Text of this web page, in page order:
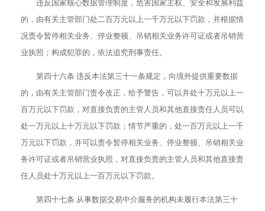
违反国家核心数据管理制度，危害国家主权、安全和发展利益
的，由有关主管部门处二百万元以上一千万元以下罚款，并根据情
况责令暂停相关业务、停业整顿、吊销相关业务许可证或者吊销营
业执照；构成犯罪的，依法追究刑事责任。
第四十六条 违反本法第三十一条规定，向境外提供重要数据
的，由有关主管部门责令改正，给予警告，可以并处十万元以上一
百万元以下罚款，对直接负责的主管人员和其他直接责任人员可以
处一万元以上十万元以下罚款；情节严重的，处一百万元以上一千
万元以下罚款，并可以责令暂停相关业务、停业整顿、吊销相关业
务许可证或者吊销营业执照，对直接负责的主管人员和其他直接责
任人员处十万元以上一百万元以下罚款。
第四十七条 从事数据交易中介服务的机构未履行本法第三十